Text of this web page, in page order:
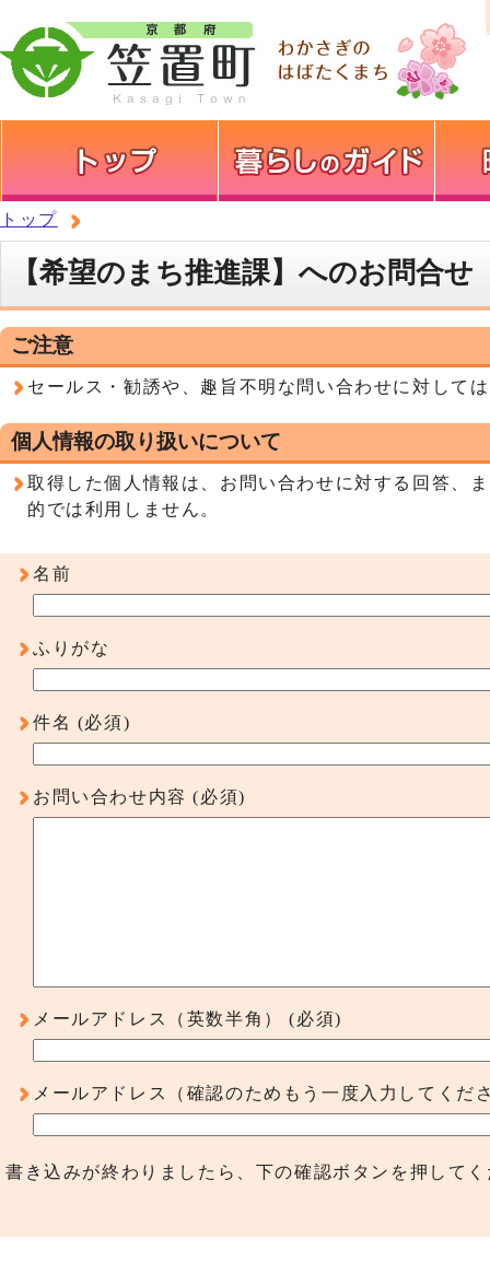
トップ
【希望のまち推進課】へのお問合せ
ご注意
セールス・勧誘や、趣旨不明な問い合わせに対して
個人情報の取り扱いについて
取得した個人情報は、お問い合わせに対する回答、
的では利用しません。
名前
ふりがな
件名 (必須)
お問い合わせ内容 (必須)
メールアドレス（英数半角） (必須)
メールアドレス（確認のためもう一度入力してくだ
書き込みが終わりましたら、下の確認ボタンを押して